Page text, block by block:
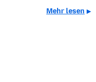
Mehr lesen